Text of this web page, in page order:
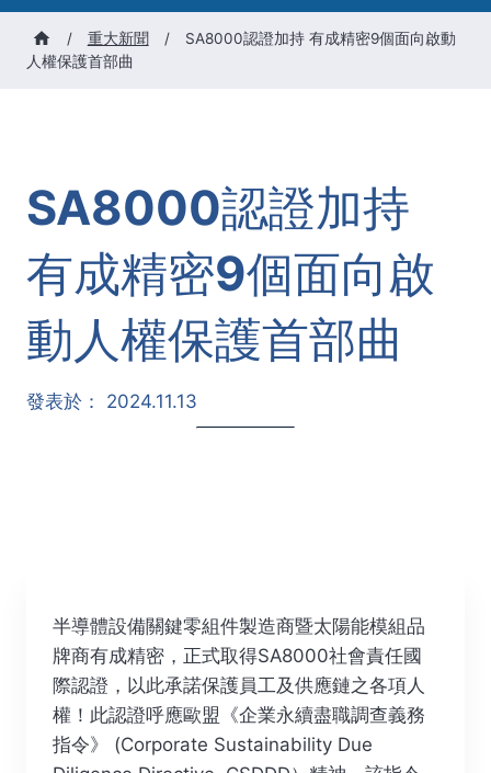
/ 重大新聞 /
SA8000認證加持 有成精密9個面向啟動
人權保護首部曲
SA8000認證加持
有成精密9個面向啟
動人權保護首部曲
發表於： 2024.11.13
半導體設備關鍵零組件製造商暨太陽能模組品
牌商有成精密，正式取得SA8000社會責任國
際認證，以此承諾保護員工及供應鏈之各項人
權！此認證呼應歐盟《企業永續盡職調查義務
指令》 (Corporate Sustainability Due